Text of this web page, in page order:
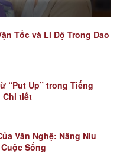
Tốc và Li Độ Trong Dao
“Put Up” trong Tiếng
Chi tiết
Văn Nghệ: Nâng Niu
Sống